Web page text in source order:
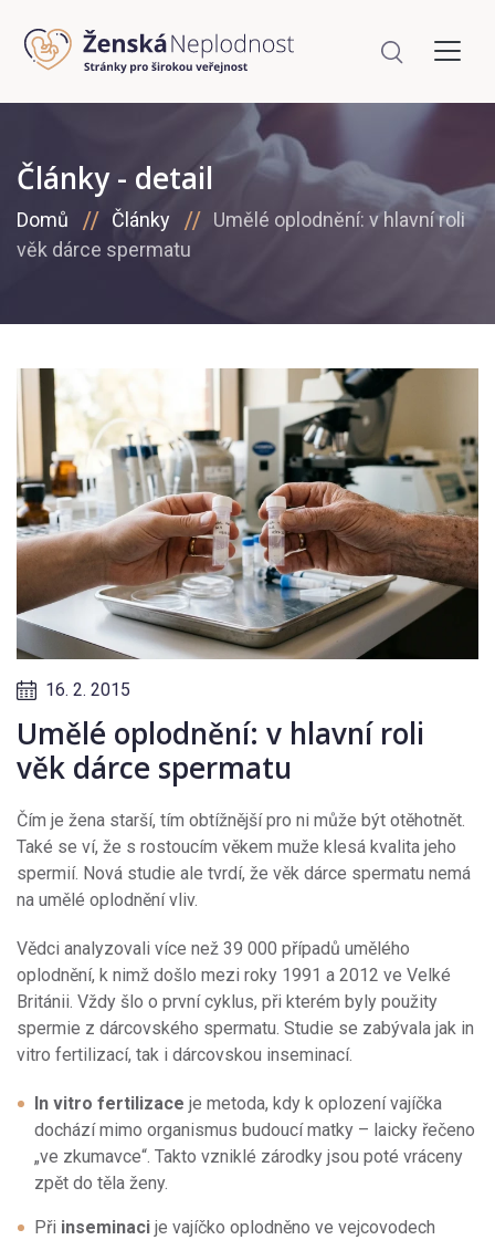
Články - detail
Domů Články
Umělé oplodnění: v hlavní roli
věk dárce spermatu
16. 2. 2015
Umělé oplodnění: v hlavní roli
věk dárce spermatu
Čím je žena starší, tím obtížnější pro ni může být otěhotnět.
Také se ví, že s rostoucím věkem muže klesá kvalita jeho
spermií. Nová studie ale tvrdí, že věk dárce spermatu nemá
na umělé oplodnění vliv.
Vědci analyzovali více než 39 000 případů umělého
oplodnění, k nimž došlo mezi roky 1991 a 2012 ve Velké
Británii. Vždy šlo o první cyklus, při kterém byly použity
spermie z dárcovského spermatu. Studie se zabývala jak in
vitro fertilizací, tak i dárcovskou inseminací.
In vitro fertilizace je metoda, kdy k oplození vajíčka
dochází mimo organismus budoucí matky – laicky řečeno
„ve zkumavce“. Takto vzniklé zárodky jsou poté vráceny
zpět do těla ženy.
Při inseminaci je vajíčko oplodněno ve vejcovodech